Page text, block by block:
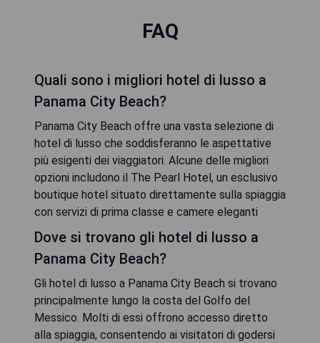
FAQ
Quali sono i migliori hotel di lusso a
Panama City Beach?
Panama City Beach offre una vasta selezione di
hotel di lusso che soddisferanno le aspettative
più esigenti dei viaggiatori. Alcune delle migliori
opzioni includono il The Pearl Hotel, un esclusivo
boutique hotel situato direttamente sulla spiaggia
con servizi di prima classe e camere eleganti
Dove si trovano gli hotel di lusso a
Panama City Beach?
Gli hotel di lusso a Panama City Beach si trovano
principalmente lungo la costa del Golfo del
Messico. Molti di essi offrono accesso diretto
alla spiaggia, consentendo ai visitatori di godersi